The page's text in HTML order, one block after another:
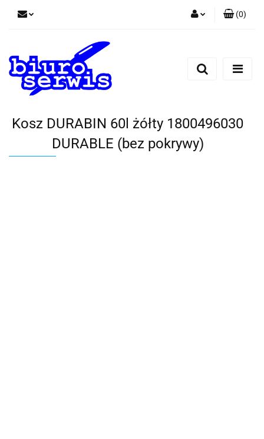
Zarejestruj się
(0)
Kosz DURABIN 60l żółty 1800496030
DURABLE (bez pokrywy)